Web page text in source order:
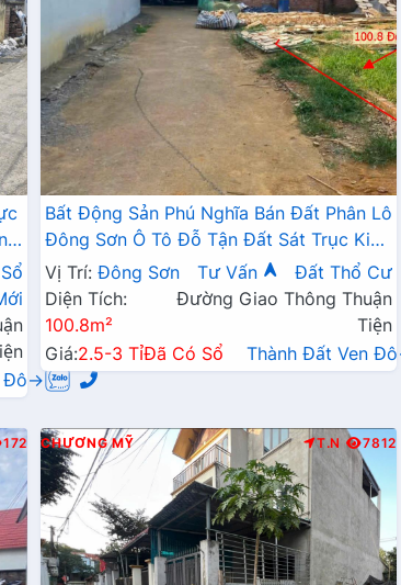
Đô→
Bất Động Sản Phú Nghĩa Bán Đất Phân Lô
Đông Sơn Ô Tô Đỗ Tận Đất Sát Trục Kinh
Doanh Ngay Gần QL6A Đang Triển Khai
Mở Rộng
Vị Trí: Đông Sơn Tư Vấn
Đất Thổ Cư
Diện Tích:
100.8m²
Đường Giao Thông Thuận
Tiện
Giá:2.5-3 TỉĐã Có Sổ Thành Đất Ven
172 CHƯƠNG MỸ T.N 7812